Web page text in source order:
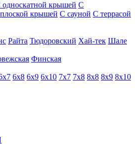
крышей С
крышей С сауной С террасой
Райта Тюдоровский Хай-тек Шале
Финская
6х8 6х9 6х10 7х7 7х8 8х8 8х9 8х10